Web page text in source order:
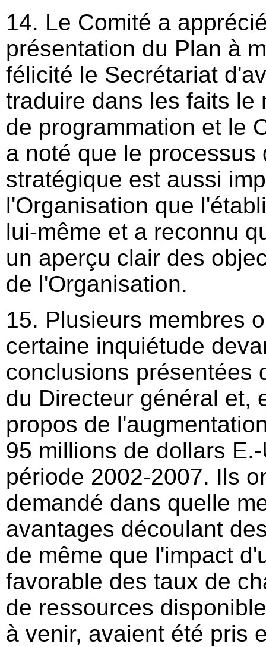
14. Le Comité a
présentation du Plan à
félicité le Secrétariat
traduire dans les faits le
de programmation et le
a noté que le processus
stratégique est aussi
l'Organisation que
lui-même et a reconnu
un aperçu clair des
de l'Organisation.
15. Plusieurs membres
certaine inquiétude
conclusions présentées
du Directeur général et,
propos de
95 millions de dollars
période 2002-2007. Ils
demandé dans quelle
avantages découlant
de même que l'impact
favorable des taux de
de ressources
à venir, avaient été pris